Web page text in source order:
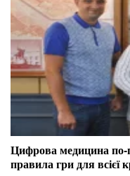
Цифрова медицина по-
правила гри для всієї